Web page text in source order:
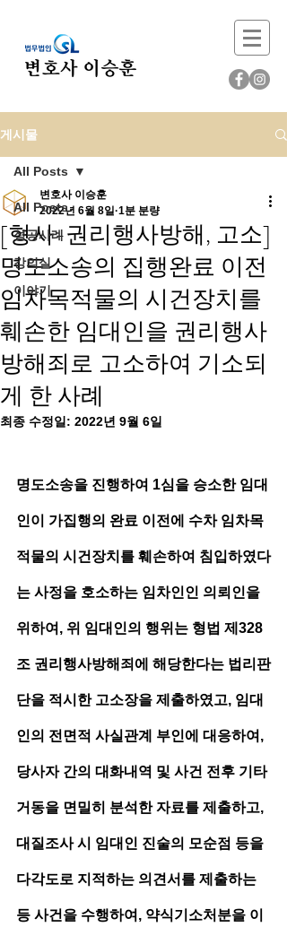
게시물
All Posts
성공사례
강의실
이야기
All Posts
[형사-권리행사방해, 고소]
명도소송의 집행완료 이전
임차목적물의 시건장치를
훼손한 임대인을 권리행사
방해죄로 고소하여 기소되
게 한 사례
변호사 이승훈
2022년 6월 8일 1분 분량
최종 수정일: 2022년 9월 6일
명도소송을 진행하여 1심을 승소한 임대
인이 가집행의 완료 이전에 수차 임차목
적물의 시건장치를 훼손하여 침입하였다
는 사정을 호소하는 임차인인 의뢰인을
위하여, 위 임대인의 행위는 형법 제328
조 권리행사방해죄에 해당한다는 법리판
단을 적시한 고소장을 제출하였고, 임대
인의 전면적 사실관계 부인에 대응하여,
당사자 간의 대화내역 및 사건 전후 기타
거동을 면밀히 분석한 자료를 제출하고,
대질조사 시 임대인 진술의 모순점 등을
다각도로 지적하는 의견서를 제출하는
등 사건을 수행하여, 약식기소처분을 이